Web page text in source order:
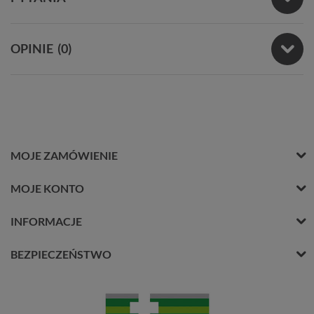
OPINIE (0)
MOJE ZAMÓWIENIE
MOJE KONTO
INFORMACJE
BEZPIECZEŃSTWO